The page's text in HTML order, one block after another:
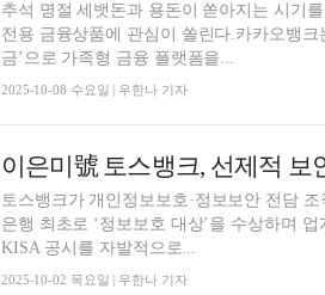
추석 명절 세뱃돈과 용돈이 쏟아지는 시기
전용 금융상품에 관심이 쏠린다.카카오뱅
금’으로 가족형 금융 플랫폼을...
2025-10-08 수요일 | 우한나 기자
토스뱅크가 개인정보보호·정보보안 전담
은행 최초로 ‘정보보호 대상’을 수상하며
KISA 공시를 자발적으로...
2025-10-02 목요일 | 우한나 기자